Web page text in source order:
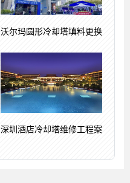
沃尔玛圆形冷却塔填料更换
深圳酒店冷却塔维修工程案